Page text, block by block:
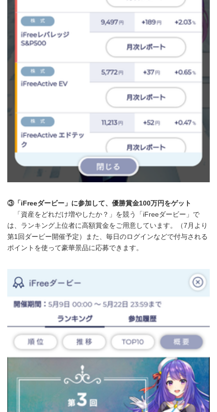
③「iFreeダービー」に参加して、優勝賞金100万円をゲット
「資産をどれだけ増やしたか？」を競う「iFreeダービー」で
は、ランキング上位者に高額賞金をご用意しています。（7月より
第1回ダービー開催予定）また、毎日のログインなどで付与される
ポイントを使って豪華景品に応募できます。